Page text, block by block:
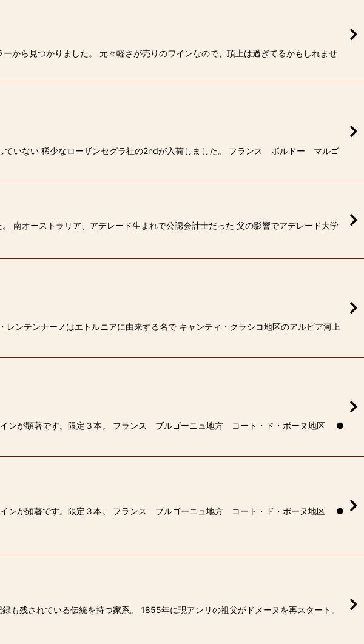
から見つかりました。 元々軽さが売りのワインなので、頂上は過ぎてるかもしれませ
ていない 稀少なローザンセグラ社の2ndが入荷しました。 フランス ボルドー マルゴ
南オーストラリア、アデレード生まれで公認会計士だった 父の影響でアデレード大学
テンナーノはエトルニアに由来する名で キャンティ・クラシコ地区のアルビア河上
インが顕著です。限定３本。 フランス ブルゴーニュ地方 コート・ド・ボーヌ地区 ●
インが顕著です。限定３本。 フランス ブルゴーニュ地方 コート・ド・ボーヌ地区 ●
残されている伝統を持つ家系。 1855年に現アンリの祖父がドメーヌを再スタート。